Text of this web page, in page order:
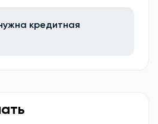
кредитная